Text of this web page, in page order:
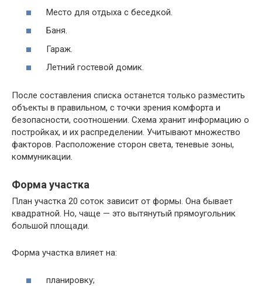
Место для отдыха с беседкой.
Баня.
Гараж.
Летний гостевой домик.
После составления списка останется только разместить
объекты в правильном, с точки зрения комфорта и
безопасности, соотношении. Схема хранит информацию о
постройках, и их распределении. Учитывают множество
факторов. Расположение сторон света, теневые зоны,
коммуникации.
Форма участка
План участка 20 соток зависит от формы. Она бывает
квадратной. Но, чаще — это вытянутый прямоугольник
большой площади.
Форма участка влияет на:
планировку;